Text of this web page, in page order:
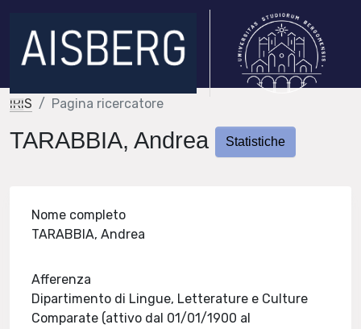
IRIS Pagina ricercatore
TARABBIA, Andrea Statistiche
Nome completo
TARABBIA, Andrea
Afferenza
Dipartimento di Lingue, Letterature e Culture
Comparate (attivo dal 01/01/1900 al